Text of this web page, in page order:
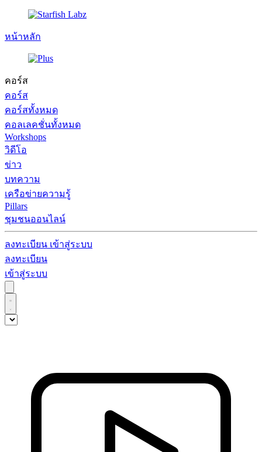
หน้าหลัก
คอร์ส
คอร์ส
คอร์สทั้งหมด
คอลเลคชั่นทั้งหมด
Workshops
วิดีโอ
ข่าว
บทความ
เครือข่ายความรู้
Pillars
ชุมชนออนไลน์
ลงทะเบียน เข้าสู่ระบบ
ลงทะเบียน
เข้าสู่ระบบ